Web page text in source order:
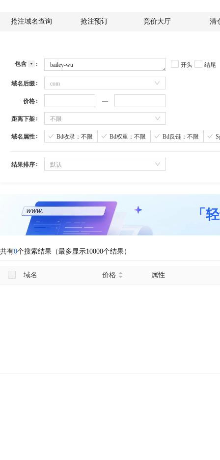
抢注域名查询 抢注预订 竞价大厅 清
包含 开头 结尾
域名后缀 com
价格
距离下架 不限
域名属性 Bd收录：不限 Bd权重：不限 Bd反链：不限
结果排序 默认
「
共有0个搜索结果（最多显示10000个结果）
域名 价格 属性